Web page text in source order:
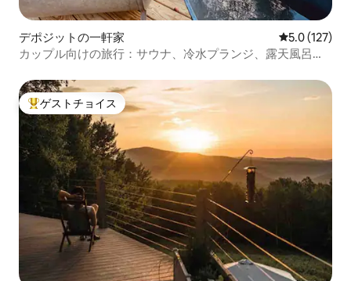
デポジットの一軒家 レビュー127
5.0 (127)
カップル向けの旅行：サウナ、冷水プランジ、露天風呂、
大好評のゲストチョイスです。
ゲストチョイス